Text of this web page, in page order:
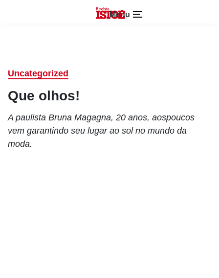
Menu
Uncategorized
Que olhos!
A paulista Bruna Magagna, 20 anos, aospoucos
vem garantindo seu lugar ao sol no mundo da
moda.